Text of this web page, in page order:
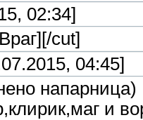
02:34]
[/cut]
04:45]
напарница)
и